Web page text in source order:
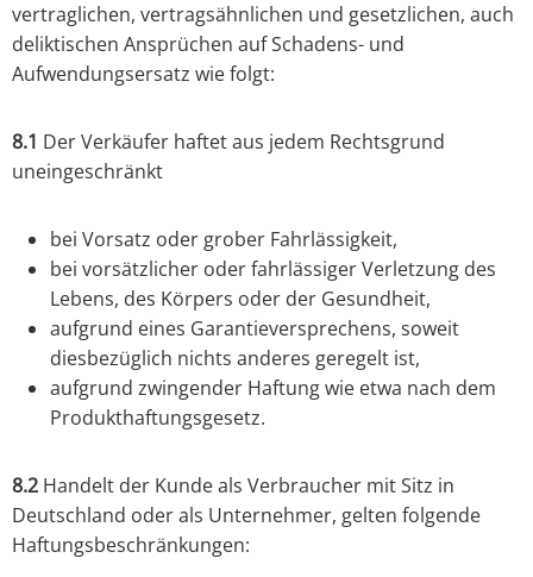
vertraglichen, vertragsähnlichen und gesetzlichen, auch
deliktischen Ansprüchen auf Schadens- und
Aufwendungsersatz wie folgt:
8.1 Der Verkäufer haftet aus jedem Rechtsgrund
uneingeschränkt
bei Vorsatz oder grober Fahrlässigkeit,
bei vorsätzlicher oder fahrlässiger Verletzung des
Lebens, des Körpers oder der Gesundheit,
aufgrund eines Garantieversprechens, soweit
diesbezüglich nichts anderes geregelt ist,
aufgrund zwingender Haftung wie etwa nach dem
Produkthaftungsgesetz.
8.2 Handelt der Kunde als Verbraucher mit Sitz in
Deutschland oder als Unternehmer, gelten folgende
Haftungsbeschränkungen: